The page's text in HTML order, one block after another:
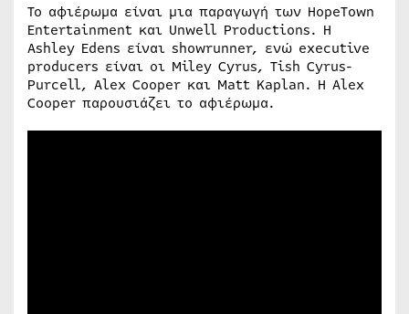
Το αφιέρωμα είναι μια παραγωγή των HopeTown
Entertainment και Unwell Productions. Η
Ashley Edens είναι showrunner, ενώ executive
producers είναι οι Miley Cyrus, Tish Cyrus-
Purcell, Alex Cooper και Matt Kaplan. Η Alex
Cooper παρουσιάζει το αφιέρωμα.